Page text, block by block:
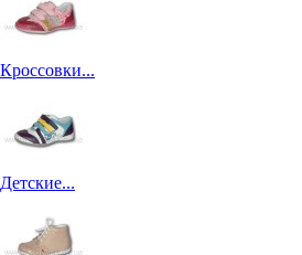
Кроссовки...
Детские...